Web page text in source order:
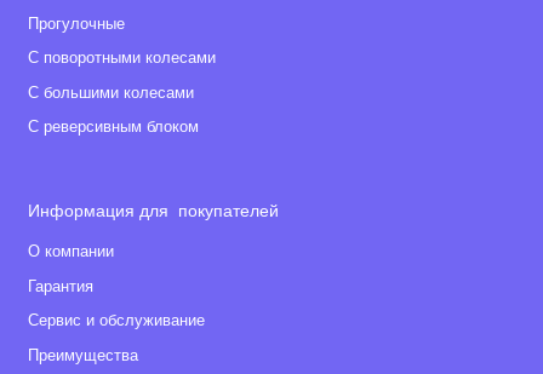
Прогулочные
С поворотными колесами
С большими колесами
С реверсивным блоком
Информация для покупателей
О компании
Гарантия
Сервис и обслуживание
Преимущества